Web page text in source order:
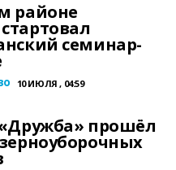
районе
семинар-
10 ИЮЛЯ , 04:59
прошёл